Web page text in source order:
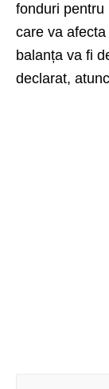
fonduri pentru
care va
balanța va fi
declarat,